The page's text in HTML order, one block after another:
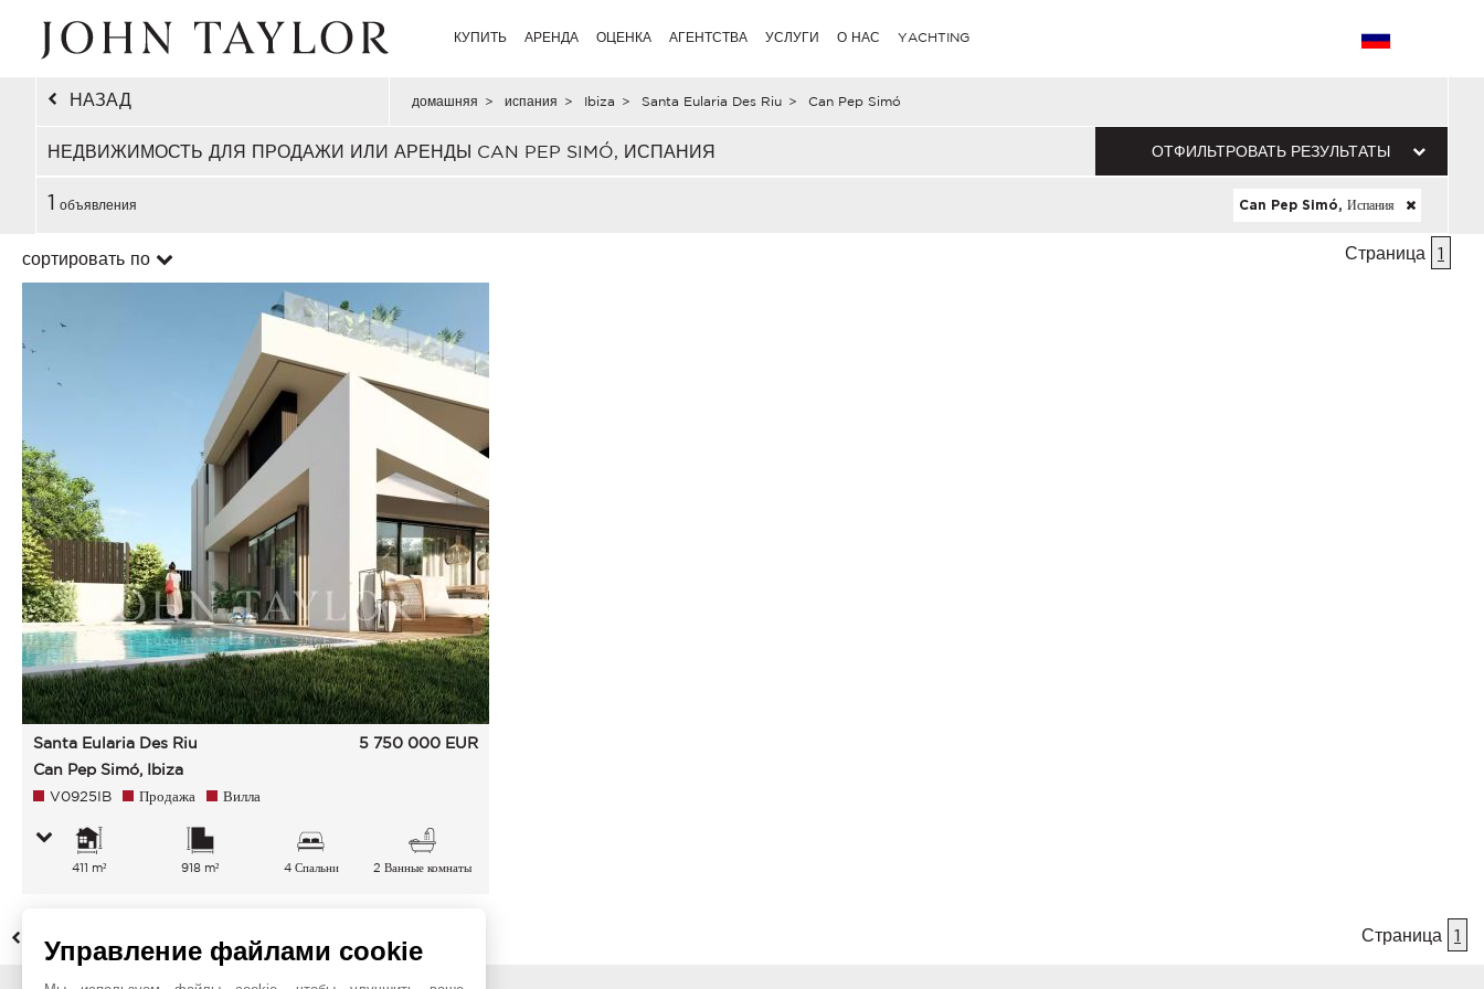
КУПИТЬ АРЕНДА ОЦЕНКА АГЕНТСТВА УСЛУГИ О НАС YACHTING
НАЗАД домашняя > испания > Ibiza > Santa Eularia Des Riu > Can Pep Simó
НЕДВИЖИМОСТЬ ДЛЯ ПРОДАЖИ ИЛИ АРЕНДЫ CAN PEP SIMÓ, ИСПАНИЯ ОТФИЛЬТРОВАТЬ РЕЗУЛЬТАТЫ
1 объявления Can Pep Simó, Испания
сортировать по Страница 1
Santa Eularia Des Riu
Can Pep Simó, Ibiza
5 750 000 EUR
V0925IB Продажа Вилла
411 m² 918 m² 4 Спальни 2 Ванные комнаты
НАЗАД Страница 1
Управление файлами cookie